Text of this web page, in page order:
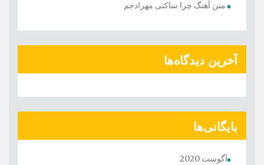
متن آهنگ چرا ساکتی مهرادجم
آخرین دیدگاه‌ها
بایگانی‌ها
آگوست 2020